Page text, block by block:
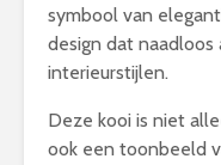
symbool van
design dat naadloos
interieurstijlen.
Deze kooi is niet
ook een toonbeeld